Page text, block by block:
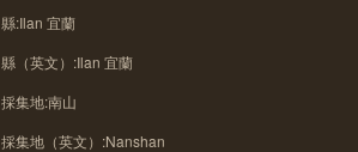
縣:Ilan 宜蘭
縣（英文）:Ilan 宜蘭
採集地:南山
採集地（英文）:Nanshan